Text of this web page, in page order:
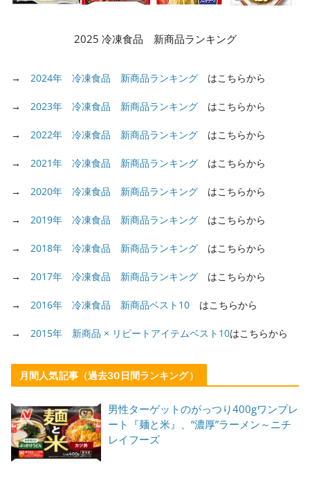
2025 冷凍食品 新商品ランキング
→ 2024年 冷凍食品 新商品ランキング はこちらから
→ 2023年 冷凍食品 新商品ランキング はこちらから
→ 2022年 冷凍食品 新商品ランキング はこちらから
→ 2021年 冷凍食品 新商品ランキング はこちらから
→ 2020年 冷凍食品 新商品ランキング はこちらから
→ 2019年 冷凍食品 新商品ランキング はこちらから
→ 2018年 冷凍食品 新商品ランキング はこちらから
→ 2017年 冷凍食品 新商品ランキング はこちらから
→ 2016年 冷凍食品 新商品ベスト10 はこちらから
→ 2015年 新商品 × リピートアイテムベスト10はこちらから
月間人気記事（過去30日間ランキング）
男性ターゲットのがっつり400gワンプレ
ート『麺と米』、“濃厚”ラーメン～ニチ
レイフーズ